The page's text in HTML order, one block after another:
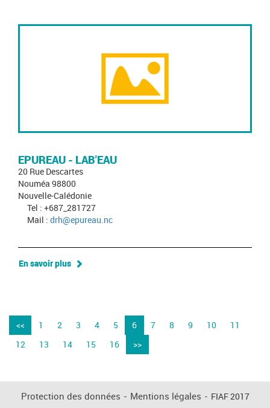
EPUREAU - LAB'EAU
20 Rue Descartes
Nouméa 98800
Nouvelle-Calédonie
Tel : +687_281727
Mail : drh@epureau.nc
En savoir plus
<< 1 2 3 4 5 6 7 8 9 10
11
12
13 14 15 16 >>
Protection des données - Mentions légales - FIAF 2017